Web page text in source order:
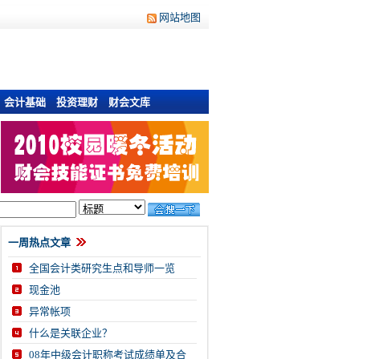
网站地图
会计基础 投资理财 财会文库
一周热点文章
全国会计类研究生点和导师一览
现金池
异常帐项
什么是关联企业？
08年中级会计职称考试成绩单及合